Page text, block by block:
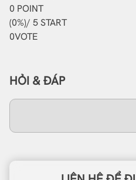
0 POINT
(0%)/ 5 START
0VOTE
HỎI & ĐÁP